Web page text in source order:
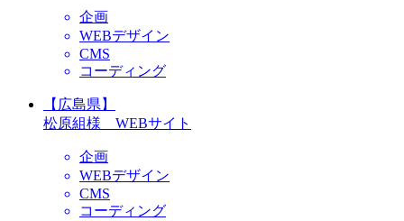
企画
WEBデザイン
CMS
コーディング
【広島県】
松原組様 WEBサイト
企画
WEBデザイン
CMS
コーディング